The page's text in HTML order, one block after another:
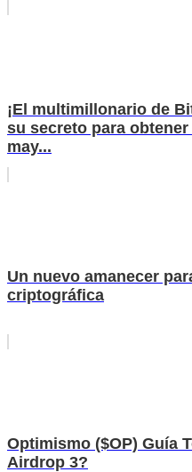
¡El multimillonario de
su secreto para
may...
Un nuevo amanecer
criptográfica
Optimismo ($OP) Guía
Airdrop 3?